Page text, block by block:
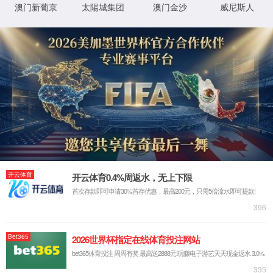
模块 IIS Web Core
dler
处理程
序
StaticFile
错误代
码
0x80070002
请求的
:80/llms.txt
物理路
径
D:\wwwroot\bmhb20211118\wwwroot\l
登录方
法
匿名
户
详细信息:
此错误表明文件或目录在服务器上不存在。请创建文件或目录并重新尝试请
求。
查看详细信息 »
XML 地图